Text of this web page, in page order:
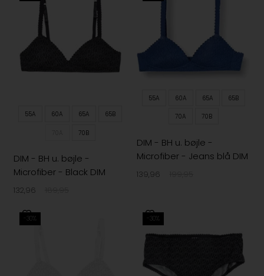
55A 60A 65A 65B
70B
DIM - BH u. bøjle -
Microfiber - Black DIM
132,96
55A 60A 65A 65B
70A 70B
DIM - BH u. bøjle -
Microfiber - Jeans blå DIM
139,96
-30% -30%